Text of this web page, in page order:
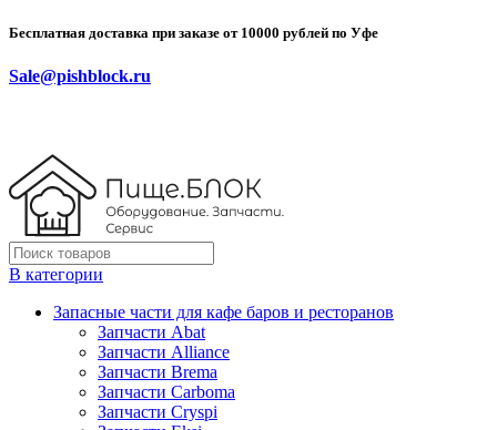
Бесплатная доставка при заказе от 10000 рублей по Уфе
Sale@pishblock.ru
В категории
Запасные части для кафе баров и ресторанов
Запчасти Abat
Запчасти Alliance
Запчасти Brema
Запчасти Carboma
Запчасти Cryspi